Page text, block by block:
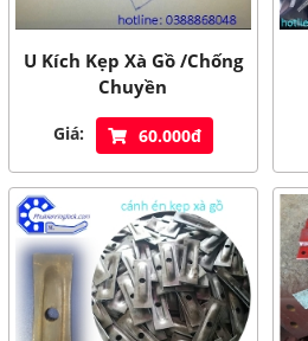
U Kích Kẹp Xà Gồ /Chống
Chuyền
Giá: 60.000đ